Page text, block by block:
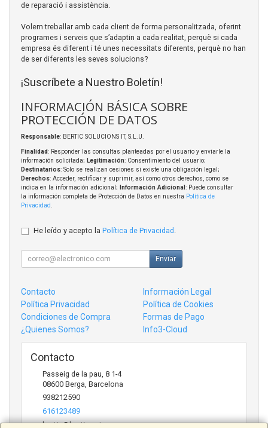
de reparació i assistència.
Volem treballar amb cada client de forma personalitzada, oferint
programes i serveis que s’adaptin a cada realitat, perquè si cada
empresa és diferent i té unes necessitats diferents, perquè no han
de ser diferents les seves solucions?
¡Suscríbete a Nuestro Boletín!
INFORMACIÓN BÁSICA SOBRE
PROTECCIÓN DE DATOS
Responsable: BERTIC SOLUCIONS IT, S.L.U.
Finalidad: Responder las consultas planteadas por el usuario y enviarle la
información solicitada; Legitimación: Consentimiento del usuario;
Destinatarios: Solo se realizan cesiones si existe una obligación legal;
Derechos: Acceder, rectificar y suprimir, así como otros derechos, como se
indica en la información adicional;
Información Adicional : Puede consultar
la información completa de Protección de Datos en nuestra Política de
Privacidad.
He leído y acepto la Política de Privacidad .
Enviar
Contacto
Información Legal
Política Privacidad
Política de Cookies
Condiciones de Compra
Formas de Pago
¿Quienes Somos?
Info3-Cloud
Contacto
Passeig de la pau, 8 1-4
08600 Berga, Barcelona
938212590
616123489
bertic@bertic.cat